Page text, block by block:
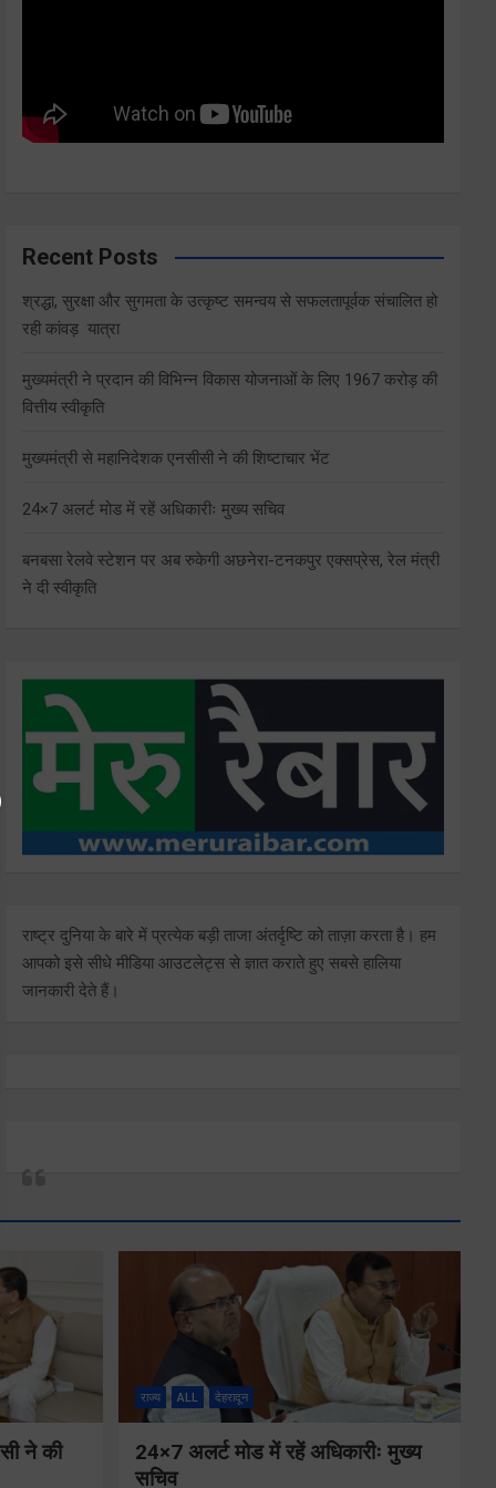
Recent Posts
श्रद्धा, सुरक्षा और सुगमता के उत्कृष्ट समन्वय से सफलतापूर्वक संचालित हो
रही कांवड़ यात्रा
मुख्यमंत्री ने प्रदान की विभिन्न विकास योजनाओं के लिए 1967 करोड़ की
वित्तीय स्वीकृति
मुख्यमंत्री से महानिदेशक एनसीसी ने की शिष्टाचार भेंट
24×7 अलर्ट मोड में रहें अधिकारीः मुख्य सचिव
बनबसा रेलवे स्टेशन पर अब रुकेगी अछनेरा-टनकपुर एक्सप्रेस, रेल मंत्री
ने दी स्वीकृति
राष्ट्र दुनिया के बारे में प्रत्येक बड़ी ताजा अंतर्दृष्टि को ताज़ा करता है। हम
आपको इसे सीधे मीडिया आउटलेट्स से ज्ञात कराते हुए सबसे हालिया
जानकारी देते हैं।
ने की
राज्य ALL देहरादून
24×7 अलर्ट मोड में रहें अधिकारीः मुख्य
सचिव